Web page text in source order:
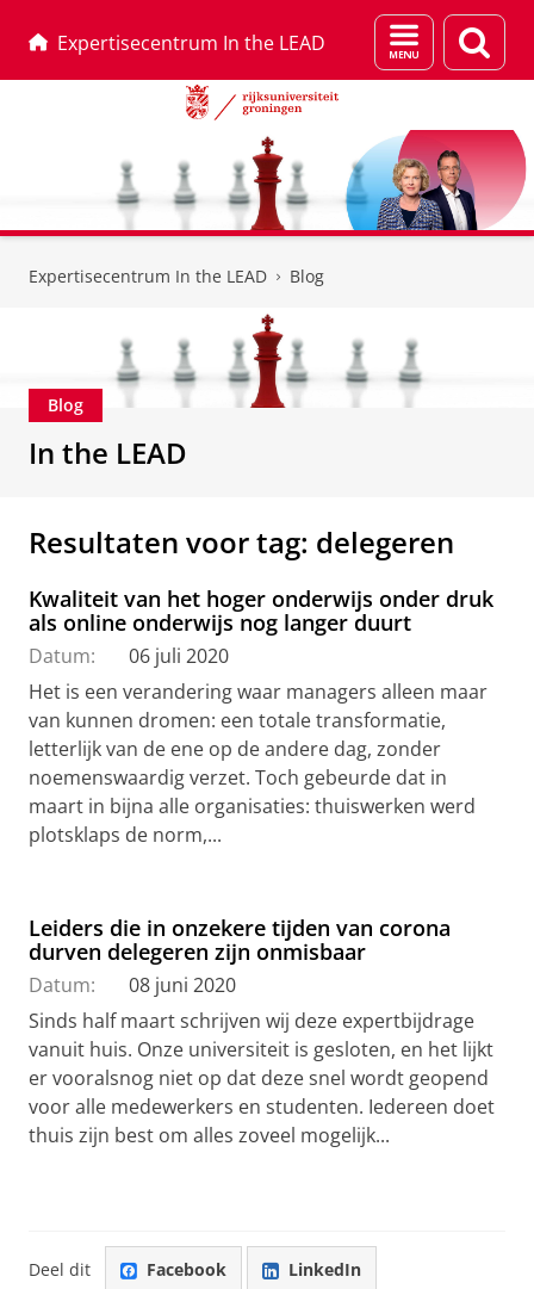
Expertisecentrum In the LEAD
Menu
en
Expertisecentrum In the LEAD Blog
Blog
In the LEAD
Resultaten voor tag: delegeren
Kwaliteit van het hoger onderwijs onder druk
als online onderwijs nog langer duurt
Datum:
06 juli 2020
Het is een verandering waar managers alleen maar
van kunnen dromen: een totale transformatie,
letterlijk van de ene op de andere dag, zonder
noemenswaardig verzet. Toch gebeurde dat in
maart in bijna alle organisaties: thuiswerken werd
plotsklaps de norm,...
Leiders die in onzekere tijden van corona
durven delegeren zijn onmisbaar
Datum:
08 juni 2020
Sinds half maart schrijven wij deze expertbijdrage
vanuit huis. Onze universiteit is gesloten, en het lijkt
er vooralsnog niet op dat deze snel wordt geopend
voor alle medewerkers en studenten. Iedereen doet
thuis zijn best om alles zoveel mogelijk...
Deel dit Facebook LinkedIn